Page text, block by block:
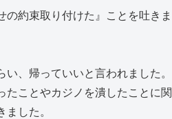
の約束取り付けた』ことを吐きま
、帰っていいと言われました。
たことやカジノを潰したことに関
ました。